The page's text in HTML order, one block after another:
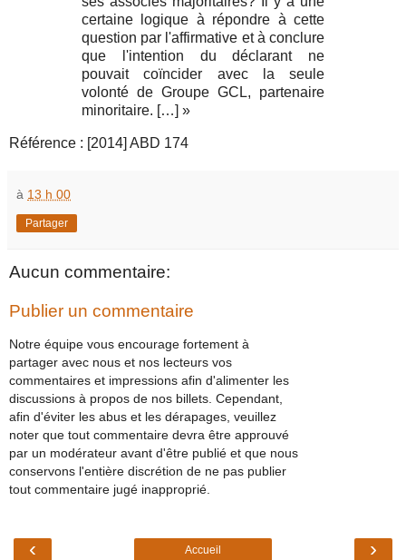
certaine logique à répondre à cette
question par l'affirmative et à conclure
que l'intention du déclarant ne
pouvait coïncider avec la seule
volonté de Groupe GCL, partenaire
minoritaire. […] »
Référence : [2014] ABD 174
à 13 h 00
Partager
Aucun commentaire:
Publier un commentaire
Notre équipe vous encourage fortement à
partager avec nous et nos lecteurs vos
commentaires et impressions afin d'alimenter les
discussions à propos de nos billets. Cependant,
afin d'éviter les abus et les dérapages, veuillez
noter que tout commentaire devra être approuvé
par un modérateur avant d'être publié et que nous
conservons l'entière discrétion de ne pas publier
tout commentaire jugé inapproprié.
‹ ›
Accueil